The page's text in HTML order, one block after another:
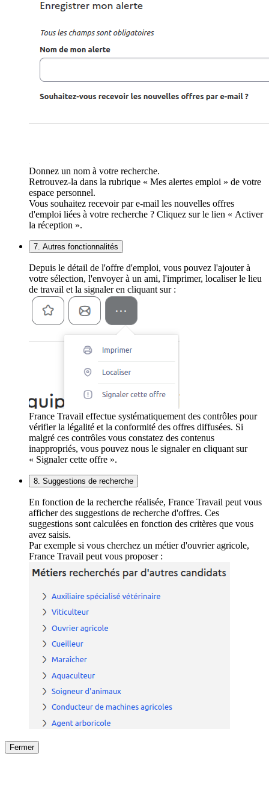
Donnez un nom à votre recherche.
Retrouvez-la dans la rubrique « Mes alertes emploi » de votre
espace personnel.
Vous souhaitez recevoir par e-mail les nouvelles offres
d'emploi liées à votre recherche ? Cliquez sur le lien « Activer
la réception ».
7. Autres fonctionnalités
Depuis le détail de l'offre d'emploi, vous pouvez l'ajouter à
votre sélection, l'envoyer à un ami, l'imprimer, localiser le lieu
de travail et la signaler en cliquant sur :
France Travail effectue systématiquement des contrôles pour
vérifier la légalité et la conformité des offres diffusées. Si
malgré ces contrôles vous constatez des contenus
inappropriés, vous pouvez nous le signaler en cliquant sur
« Signaler cette offre ».
8. Suggestions de recherche
En fonction de la recherche réalisée, France Travail peut vous
afficher des suggestions de recherche d'offres. Ces
suggestions sont calculées en fonction des critères que vous
avez saisis.
Par exemple si vous cherchez un métier d'ouvrier agricole,
France Travail peut vous proposer :
Fermer